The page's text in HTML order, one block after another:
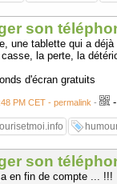
son
une tablette qui a
la perte, la
d'écran gratuits
PM CET - permalink - -
son
en fin de compte ... !!!